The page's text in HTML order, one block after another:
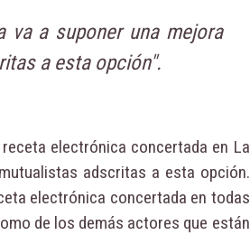
va a suponer una mejora
a esta opción".
electrónica concertada en La
mutualistas adscritas a esta opción.
electrónica concertada en todas
de los demás actores que están